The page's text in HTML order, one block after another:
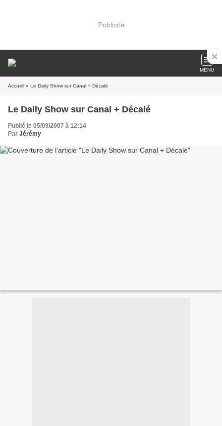
Publicité
MENU
Accueil » Le Daily Show sur Canal + Décalé
Le Daily Show sur Canal + Décalé
Publié le 05/09/2007 à 12:14
Par Jérémy